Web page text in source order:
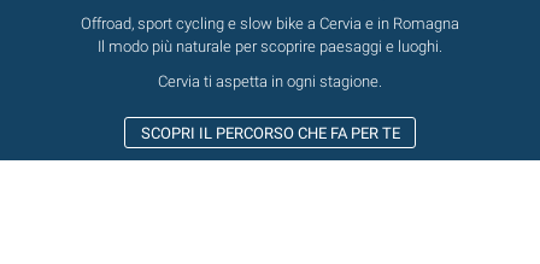
Offroad, sport cycling e slow bike a Cervia e in Romagna
Il modo più naturale per scoprire paesaggi e luoghi.
Cervia ti aspetta in ogni stagione.
SCOPRI IL PERCORSO CHE FA PER TE